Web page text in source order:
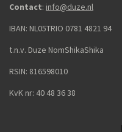
Contact: info@duze.nl
IBAN: NL05TRIO 0781 4821 94
t.n.v. Duze NomShikaShika
RSIN: 816598010
KvK nr: 40 48 36 38